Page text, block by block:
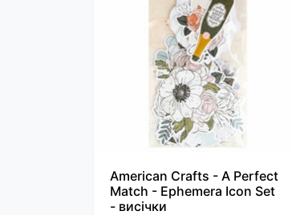
American Crafts - A Perfect
Match - Ephemera Icon Set
- висічки